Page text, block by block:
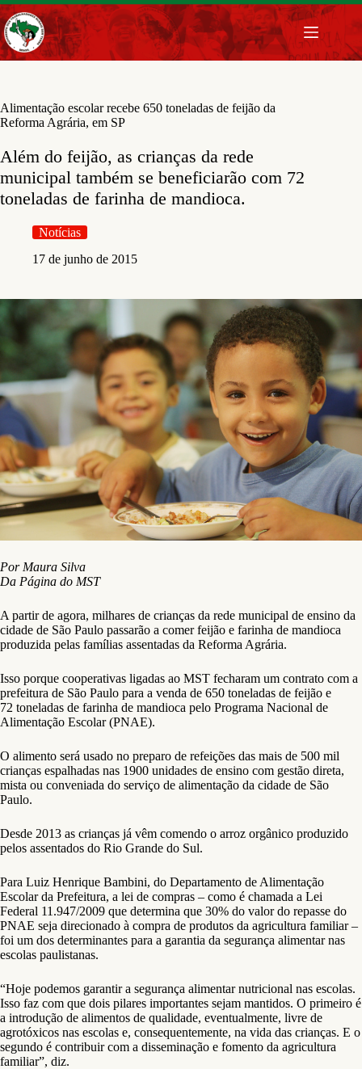
Pular
para
o
conteúdo
Alimentação escolar recebe 650 toneladas de feijão da
Reforma Agrária, em SP
Além do feijão, as crianças da rede
municipal também se beneficiarão com 72
toneladas de farinha de mandioca.
Notícias
17 de junho de 2015
Por Maura Silva
Da Página do MST
A partir de agora, milhares de crianças da rede municipal de ensino da
cidade de São Paulo passarão a comer feijão e farinha de mandioca
produzida pelas famílias assentadas da Reforma Agrária.
Isso porque cooperativas ligadas ao MST fecharam um contrato com a
prefeitura de São Paulo para a venda de 650 toneladas de feijão e
72 toneladas de farinha de mandioca pelo Programa Nacional de
Alimentação Escolar (PNAE).
O alimento será usado no preparo de refeições das mais de 500 mil
crianças espalhadas nas 1900 unidades de ensino com gestão direta,
mista ou conveniada do serviço de alimentação da cidade de São
Paulo.
Desde 2013 as crianças já vêm comendo o arroz orgânico produzido
pelos assentados do Rio Grande do Sul.
Para Luiz Henrique Bambini, do Departamento de Alimentação
Escolar da Prefeitura, a lei de compras – como é chamada a Lei
Federal 11.947/2009 que determina que 30% do valor do repasse do
PNAE seja direcionado à compra de produtos da agricultura familiar –
foi um dos determinantes para a garantia da segurança alimentar nas
escolas paulistanas.
“Hoje podemos garantir a segurança alimentar nutricional nas escolas.
Isso faz com que dois pilares importantes sejam mantidos. O primeiro é
a introdução de alimentos de qualidade, eventualmente, livre de
agrotóxicos nas escolas e, consequentemente, na vida das crianças. E o
segundo é contribuir com a disseminação e fomento da agricultura
familiar”, diz.